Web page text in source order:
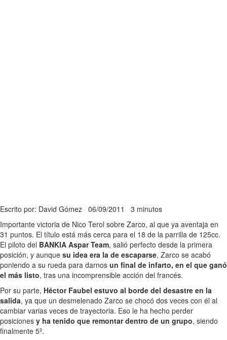
Escrito por: David Gómez 06/09/2011 3 minutos
Importante victoria de Nico Terol sobre Zarco, al que ya aventaja en
31 puntos. El título está más cerca para el 18 de la parrilla de 125cc.
El piloto del BANKIA Aspar Team, salió perfecto desde la primera
posición, y aunque su idea era la de escaparse, Zarco se acabó
poniendo a su rueda para darnos un final de infarto, en el que ganó
el más listo, tras una incomprensible acción del francés.
Por su parte, Héctor Faubel estuvo al borde del desastre en la
salida, ya que un desmelenado Zarco se chocó dos veces con él al
cambiar varias veces de trayectoria. Eso le ha hecho perder
posiciones y ha tenido que remontar dentro de un grupo, siendo
finalmente 5º.